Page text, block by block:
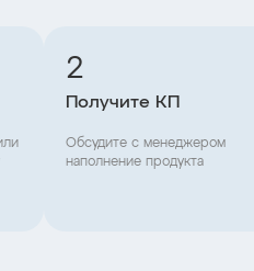
2
Получите КП
Обсудите с менеджером
наполнение продукта